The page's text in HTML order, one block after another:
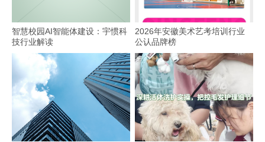
智慧校园AI智能体建设：宇惯科
技行业解读
2026年安徽美术艺考培训行业
公认品牌榜